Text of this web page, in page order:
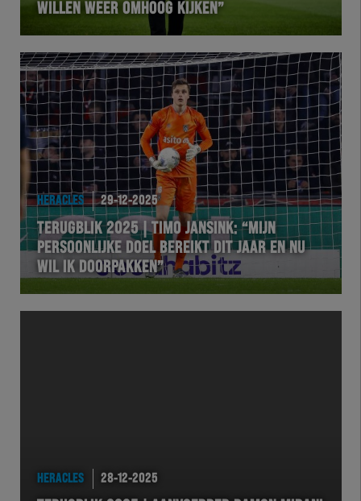
WILLEN WEER OMHOOG KIJKEN”
HERACLES 29-12-2025
TERUGBLIK 2025 | TIMO JANSINK: “MIJN
PERSOONLIJKE DOEL BEREIKT DIT JAAR EN NU
WIL IK DOORPAKKEN”
HERACLES 28-12-2025